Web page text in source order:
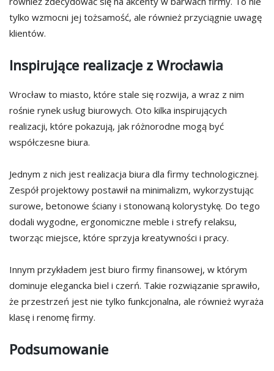
tylko wzmocni jej tożsamość, ale również przyciągnie uwagę
klientów.
Inspirujące realizacje z Wrocławia
Wrocław to miasto, które stale się rozwija, a wraz z nim
rośnie rynek usług biurowych. Oto kilka inspirujących
realizacji, które pokazują, jak różnorodne mogą być
współczesne biura.
Jednym z nich jest realizacja biura dla firmy technologicznej.
Zespół projektowy postawił na minimalizm, wykorzystując
surowe, betonowe ściany i stonowaną kolorystykę. Do tego
dodali wygodne, ergonomiczne meble i strefy relaksu,
tworząc miejsce, które sprzyja kreatywności i pracy.
Innym przykładem jest biuro firmy finansowej, w którym
dominuje elegancka biel i czerń. Takie rozwiązanie sprawiło,
że przestrzeń jest nie tylko funkcjonalna, ale również wyraża
klasę i renomę firmy.
Podsumowanie